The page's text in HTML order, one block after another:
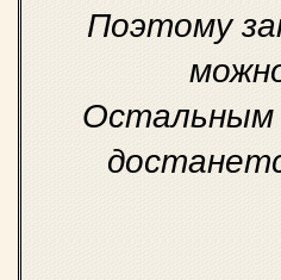
Поэтому
Остальным